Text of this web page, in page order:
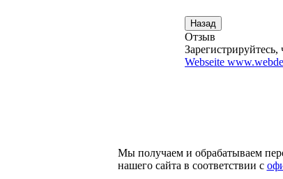
Отзыв
Зарегистрируйтесь,
Webseite
Мы получаем и обрабатываем
нашего сайта в соответствии с